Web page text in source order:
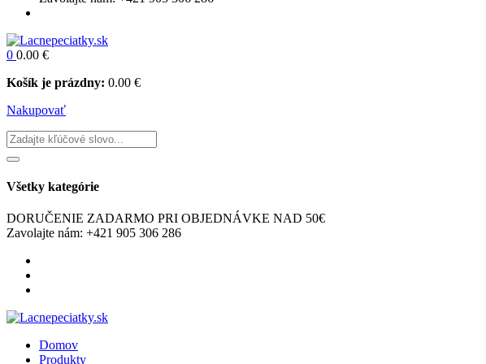
0 0.00 €
Košík je prázdny: 0.00 €
Nakupovať
Všetky kategórie
DORUČENIE ZADARMO PRI OBJEDNÁVKE NAD 50€
Zavolajte nám: +421 905 306 286
Domov
Produkty